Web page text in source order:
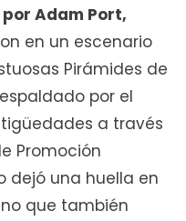
Adam Port,
en un escenario
Pirámides de
por el
a través
Promoción
dejó una huella en
que también